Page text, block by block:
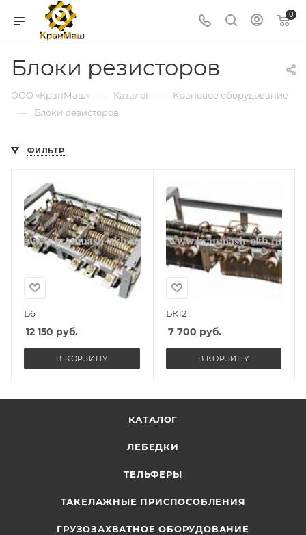
0
Блоки резисторов
ООО «КранМаш» — Каталог — Крановое оборудование
— Блоки резисторов
ФИЛЬТР
Б6
12 150 руб.
В КОРЗИНУ
БК12
7 700 руб.
В КОРЗИНУ
КАТАЛОГ
ЛЕБЕДКИ
ТЕЛЬФЕРЫ
ТАКЕЛАЖНЫЕ ПРИСПОСОБЛЕНИЯ
ГРУЗОЗАХВАТНОЕ ОБОРУДОВАНИЕ